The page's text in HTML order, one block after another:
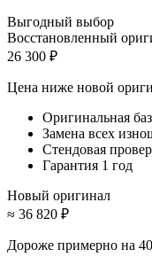
Выгодный выбор
Восстановленный
26 300 ₽
Цена ниже новой
Оригинальная
Замена всех
Стендовая
Гарантия 1 год
Новый оригинал
≈ 36 820 ₽
Дороже примерно на